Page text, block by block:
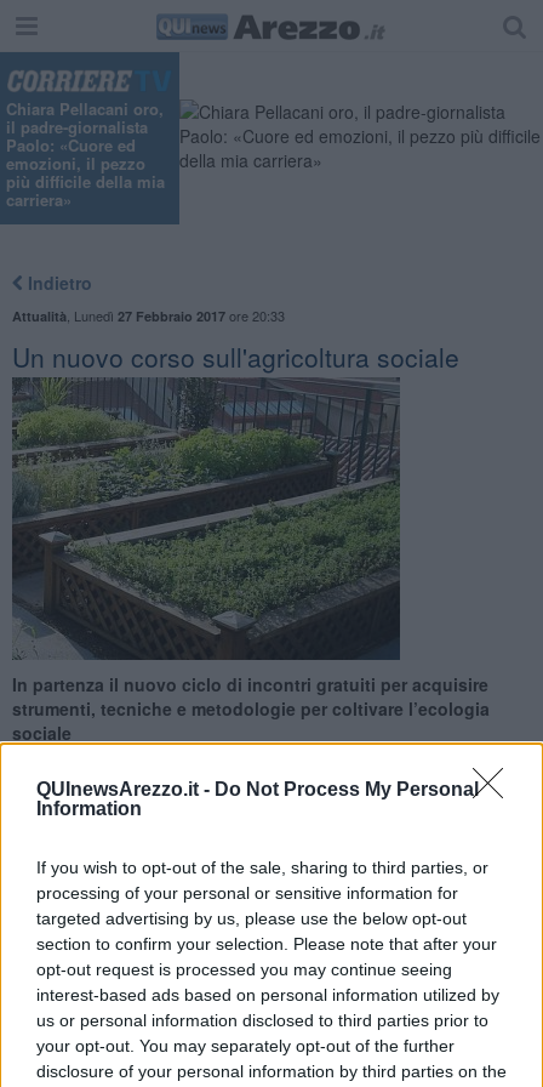
QUInewsArezzo.it - Do Not Process My Personal
Information
If you wish to opt-out of the sale, sharing to third parties, or
processing of your personal or sensitive information for
targeted advertising by us, please use the below opt-out
section to confirm your selection. Please note that after your
opt-out request is processed you may continue seeing
interest-based ads based on personal information utilized by
us or personal information disclosed to third parties prior to
your opt-out. You may separately opt-out of the further
disclosure of your personal information by third parties on the
Chiara Pellacani oro,
il padre-giornalista
Paolo: «Cuore ed
emozioni, il pezzo
più difficile della mia
carriera»
Indietro
Attualità Lunedì 27 Febbraio 2017ore 20:33
Un nuovo corso sull'agricoltura sociale
In partenza il nuovo ciclo di incontri gratuiti per acquisire
strumenti, tecniche e metodologie per coltivare l’ecologia
sociale
AREZZO —Il corso, organizzato dalle associazioni ilVelocipede
Legambiente ArezzoeDonne insiemein collaborazione con
CESVOT,
nasce con l’obiettivo di offrire al mondo del volontariato
un modello formativo innovativo, creativo e coinvolgente,
caratterizzato da attività pratiche, laboratori ed esperienze
sensoriali legate al mondodell'agricoltura sociale e
all'educazione ambientale.
Il ciclo d'incontri, articolato in otto appuntamenti, è stato pensato